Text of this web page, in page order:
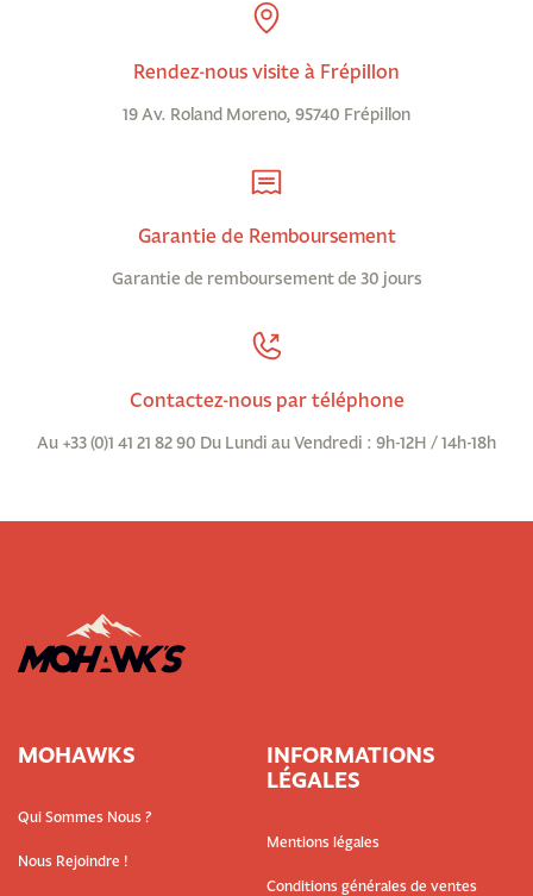
Rendez-nous visite à Frépillon
19 Av. Roland Moreno, 95740 Frépillon
Garantie de Remboursement
Garantie de remboursement de 30 jours
Contactez-nous par téléphone
Au +33 (0)1 41 21 82 90 Du Lundi au Vendredi : 9h-12H / 14h-18h
MOHAWKS
Qui Sommes Nous ?
Nous Rejoindre !
INFORMATIONS
LÉGALES
Mentions légales
Conditions générales de ventes